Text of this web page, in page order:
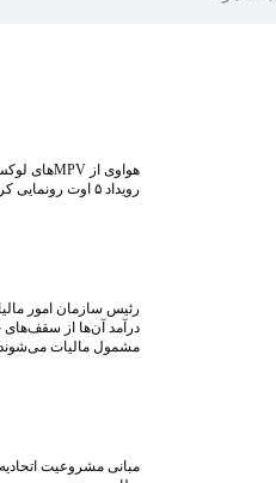
رویداد ۵ اوت رونمایی کرد
رئیس سازمان امور
درآمد آن‌ها از سقف‌های
مشمول مالیات
مبانی مشروعیت